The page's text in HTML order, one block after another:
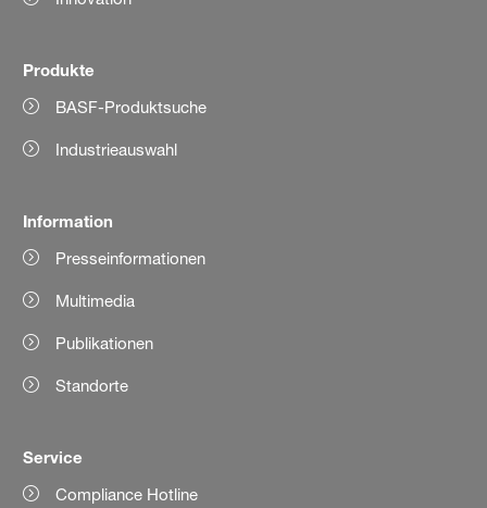
Produkte
BASF-Produktsuche
Industrieauswahl
Information
Presseinformationen
Multimedia
Publikationen
Standorte
Service
Compliance Hotline